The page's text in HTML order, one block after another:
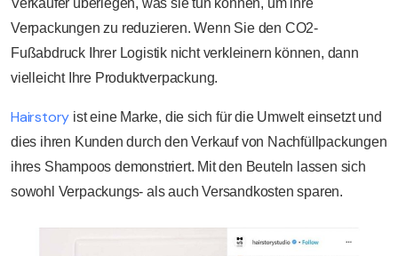
Verkäufer überlegen, was sie tun können, um ihre
Verpackungen zu reduzieren. Wenn Sie den CO2-
Fußabdruck Ihrer Logistik nicht verkleinern können, dann
vielleicht Ihre Produktverpackung.
Hairstory ist eine Marke, die sich für die Umwelt einsetzt und
dies ihren Kunden durch den Verkauf von Nachfüllpackungen
ihres Shampoos demonstriert. Mit den Beuteln lassen sich
sowohl Verpackungs- als auch Versandkosten sparen.